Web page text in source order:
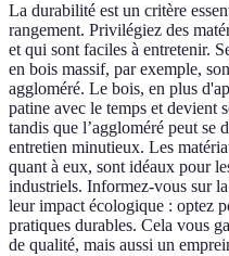
La durabilité est un critère
rangement. Privilégiez des
et qui sont faciles à entretenir.
en bois massif, par exemple,
aggloméré. Le bois, en plus
patine avec le temps et devient
tandis que l’aggloméré peut se
entretien minutieux. Les
quant à eux, sont idéaux pour
industriels. Informez-vous sur
leur impact écologique : optez
pratiques durables. Cela vous
de qualité, mais aussi un